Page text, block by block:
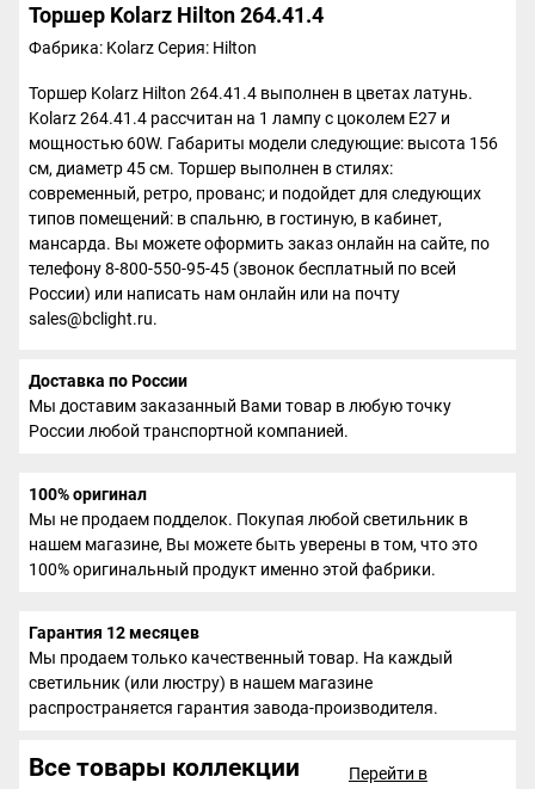
Торшер Kolarz Hilton 264.41.4
Фабрика: KolarzСерия: Hilton
Торшер Kolarz Hilton 264.41.4 выполнен в цветах латунь.
Kolarz 264.41.4 рассчитан на 1 лампу с цоколем E27 и
мощностью 60W. Габариты модели следующие: высота 156
см, диаметр 45 см. Торшер выполнен в стилях:
современный, ретро, прованс; и подойдет для следующих
типов помещений: в спальню, в гостиную, в кабинет,
мансарда. Вы можете оформить заказ онлайн на сайте, по
телефону 8-800-550-95-45 (звонок бесплатный по всей
России) или написать нам онлайн или на почту
sales@bclight.ru.
Доставка по России
Мы доставим заказанный Вами товар в любую точку
России любой транспортной компанией.
100% оригинал
Мы не продаем подделок. Покупая любой светильник в
нашем магазине, Вы можете быть уверены в том, что это
100% оригинальный продукт именно этой фабрики.
Гарантия 12 месяцев
Мы продаем только качественный товар. На каждый
светильник (или люстру) в нашем магазине
распространяется гарантия завода-производителя.
Все товары коллекции
Перейти в